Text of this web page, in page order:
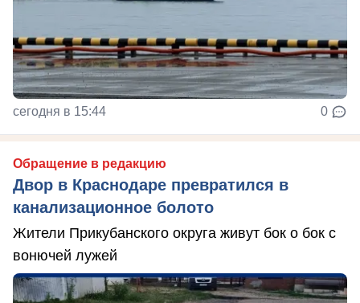
сегодня в 15:44 0
Обращение в редакцию
Двор в Краснодаре превратился в
канализационное болото
Жители Прикубанского округа живут бок о бок с
вонючей лужей